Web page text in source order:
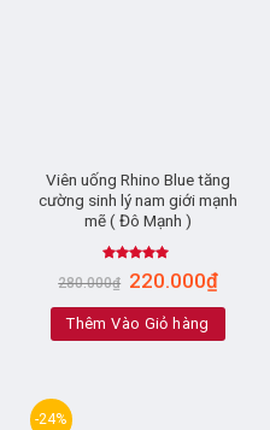
Viên uống Rhino Blue tăng
cường sinh lý nam giới mạnh
mẽ ( Đô Mạnh )
Rated5.00
out of 5
280.000₫ 220.000₫
Thêm Vào Giỏ hàng
-24%